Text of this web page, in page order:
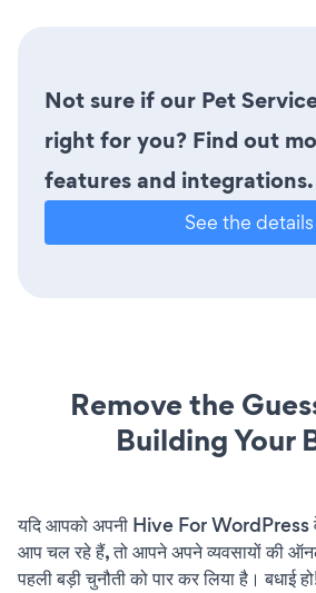
Not sure if our Pet
right for you? Find out
features and integrations.
See the details
Remove the
Building Your
यदि आपको अपनी Hive For WordPress
आप चल रहे हैं, तो आपने अपने व्यवसायों की
पहली बड़ी चुनौती को पार कर लिया है। बधाई